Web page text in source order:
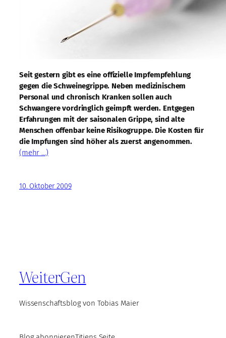
Seit gestern gibt es eine offizielle Impfempfehlung
gegen die Schweinegrippe. Neben medizinischem
Personal und chronisch Kranken sollen auch
Schwangere vordringlich geimpft werden. Entgegen
Erfahrungen mit der saisonalen Grippe, sind alte
Menschen offenbar keine Risikogruppe. Die Kosten für
die Impfungen sind höher als zuerst angenommen.
(mehr …)
10. Oktober 2009
WeiterGen
Wissenschaftsblog von Tobias Maier